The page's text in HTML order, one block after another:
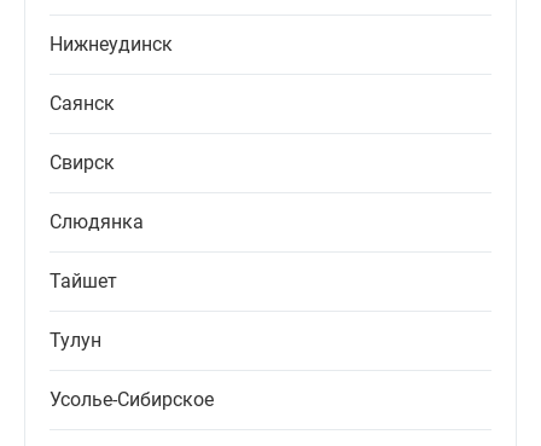
Нижнеудинск
Саянск
Свирск
Слюдянка
Тайшет
Тулун
Усолье-Сибирское